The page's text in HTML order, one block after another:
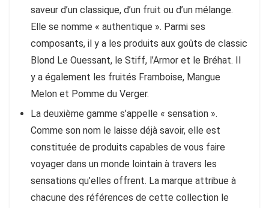
saveur d’un classique, d’un fruit ou d’un mélange.
Elle se nomme « authentique ». Parmi ses
composants, il y a les produits aux goûts de classic
Blond Le Ouessant, le Stiff, l’Armor et le Bréhat. Il
y a également les fruités Framboise, Mangue
Melon et Pomme du Verger.
La deuxième gamme s’appelle « sensation ».
Comme son nom le laisse déjà savoir, elle est
constituée de produits capables de vous faire
voyager dans un monde lointain à travers les
sensations qu’elles offrent. La marque attribue à
chacune des références de cette collection le